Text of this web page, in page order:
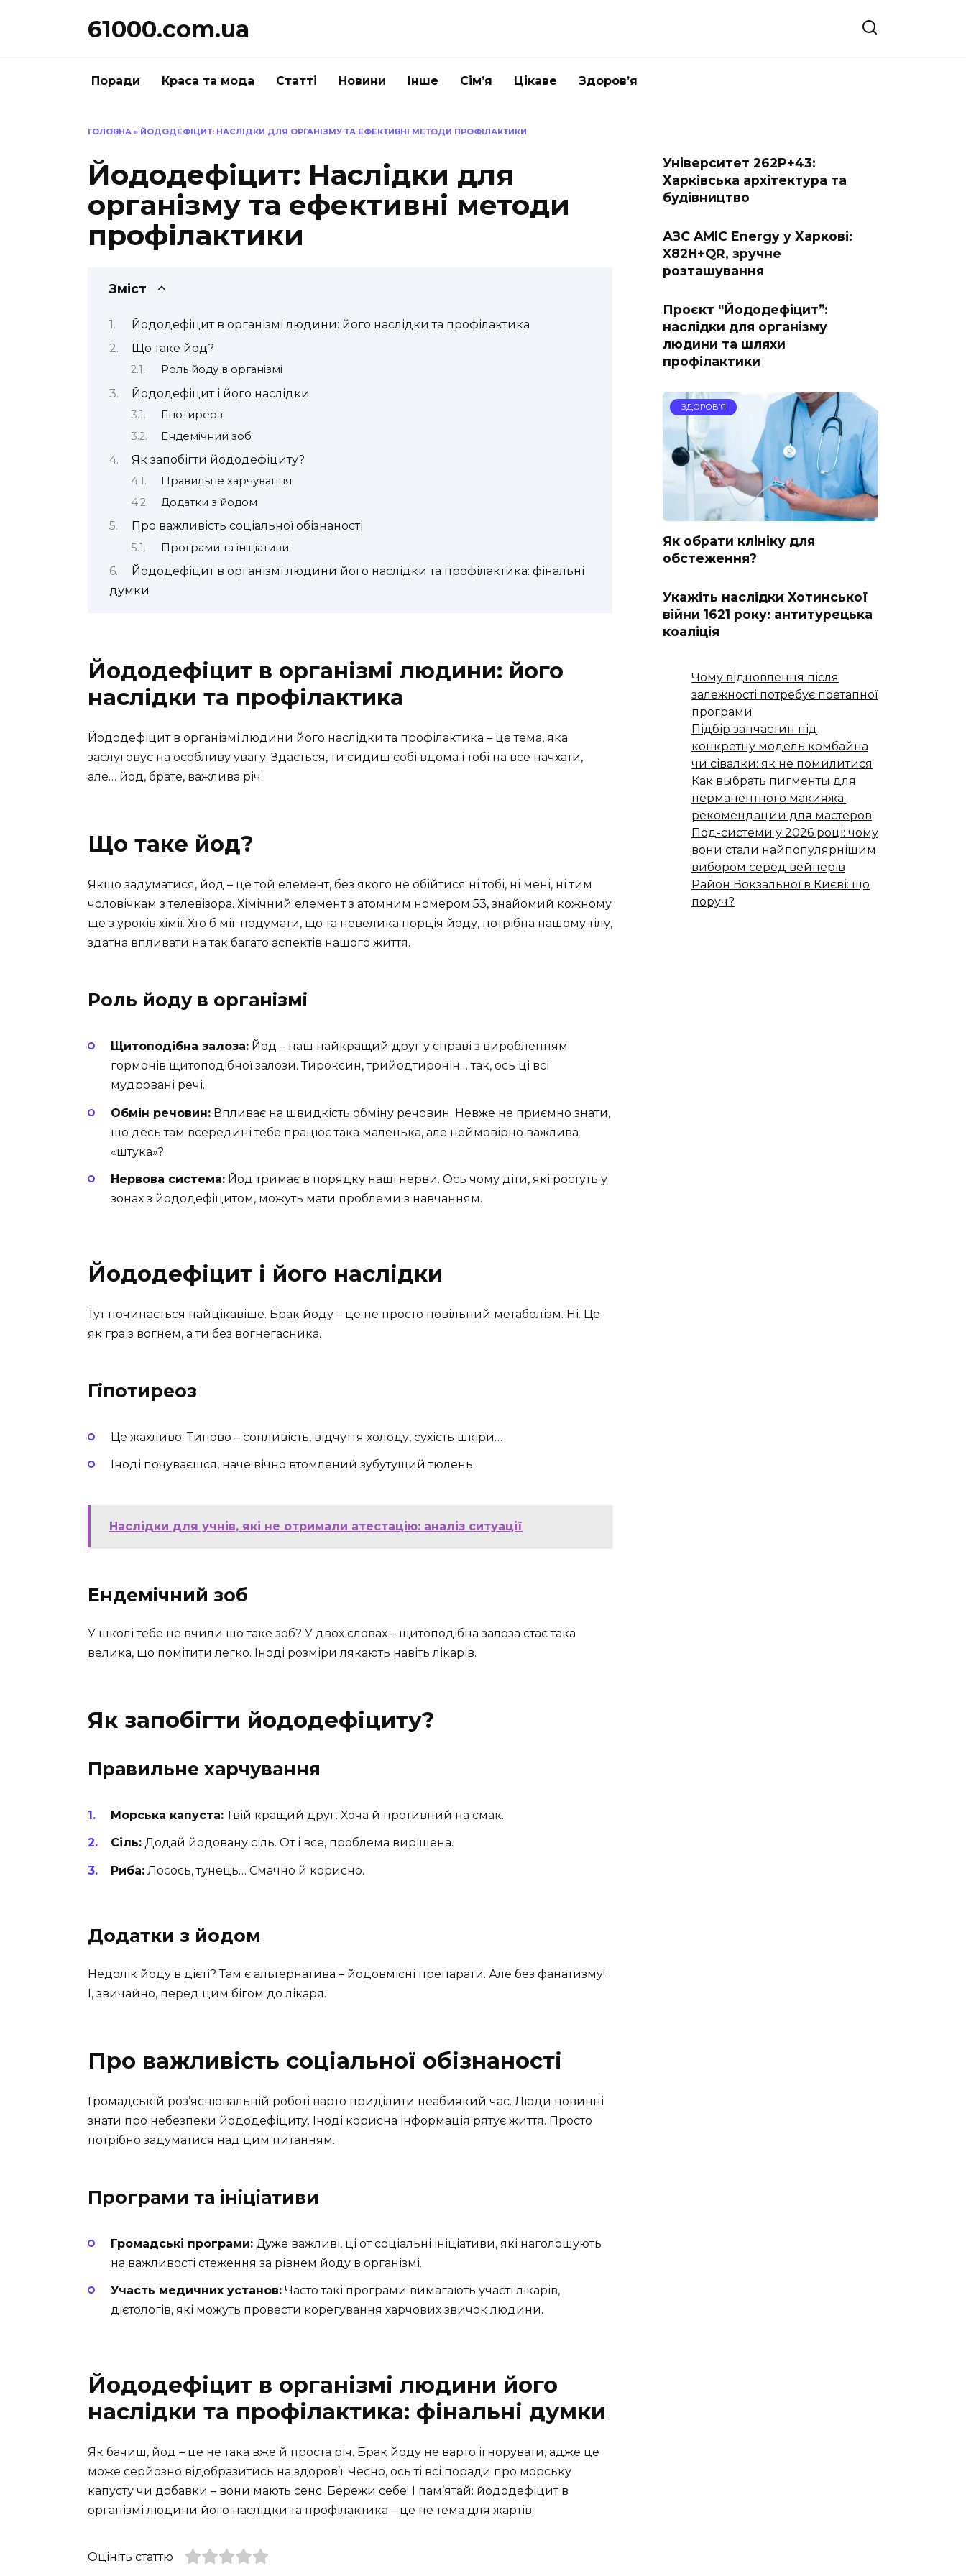
61000.com.ua
Поради Краса та мода Статті Новини Інше Сім’я Цікаве Здоров’я
ГОЛОВНА » ЙОДОДЕФІЦИТ: НАСЛІДКИ ДЛЯ ОРГАНІЗМУ ТА ЕФЕКТИВНІ МЕТОДИ ПРОФІЛАКТИКИ
Йододефіцит: Наслідки для
організму та ефективні методи
профілактики
Зміст
Йододефіцит в організмі людини: його наслідки та профілактика
Що таке йод?
Роль йоду в організмі
Йододефіцит і його наслідки
Гіпотиреоз
Ендемічний зоб
Як запобігти йододефіциту?
Правильне харчування
Додатки з йодом
Про важливість соціальної обізнаності
Програми та ініціативи
Йододефіцит в організмі людини його наслідки та профілактика: фінальні
думки
Йододефіцит в організмі людини: його
наслідки та профілактика
Йододефіцит в організмі людини його наслідки та профілактика – це тема, яка
заслуговує на особливу увагу. Здається, ти сидиш собі вдома і тобі на все начхати,
але… йод, брате, важлива річ.
Що таке йод?
Якщо задуматися, йод – це той елемент, без якого не обійтися ні тобі, ні мені, ні тим
чоловічкам з телевізора. Хімічний елемент з атомним номером 53, знайомий кожному
ще з уроків хімії. Хто б міг подумати, що та невелика порція йоду, потрібна нашому тілу,
здатна впливати на так багато аспектів нашого життя.
Роль йоду в організмі
Щитоподібна залоза: Йод – наш найкращий друг у справі з виробленням
гормонів щитоподібної залози. Тироксин, трийодтиронін… так, ось ці всі
мудровані речі.
Обмін речовин: Впливає на швидкість обміну речовин. Невже не приємно знати,
що десь там всередині тебе працює така маленька, але неймовірно важлива
«штука»?
Нервова система: Йод тримає в порядку наші нерви. Ось чому діти, які ростуть у
зонах з йододефіцитом, можуть мати проблеми з навчанням.
Йододефіцит і його наслідки
Тут починається найцікавіше. Брак йоду – це не просто повільний метаболізм. Ні. Це
як гра з вогнем, а ти без вогнегасника.
Гіпотиреоз
Це жахливо. Типово – сонливість, відчуття холоду, сухість шкіри…
Іноді почуваєшся, наче вічно втомлений зубутущий тюлень.
Наслідки для учнів, які не отримали атестацію: аналіз ситуації
Ендемічний зоб
У школі тебе не вчили що таке зоб? У двох словах – щитоподібна залоза стає така
велика, що помітити легко. Іноді розміри лякають навіть лікарів.
Як запобігти йододефіциту?
Правильне харчування
Морська капуста:Твій кращий друг. Хоча й противний на смак.
Сіль: Додай йодовану сіль. От і все, проблема вирішена.
Риба: Лосось, тунець… Смачно й корисно.
Додатки з йодом
Недолік йоду в дієті? Там є альтернатива – йодовмісні препарати. Але без фанатизму!
І, звичайно, перед цим бігом до лікаря.
Про важливість соціальної обізнаності
Громадській роз’яснювальній роботі варто приділити неабиякий час. Люди повинні
знати про небезпеки йододефіциту. Іноді корисна інформація рятує життя. Просто
потрібно задуматися над цим питанням.
Програми та ініціативи
Громадські програми: Дуже важливі, ці от соціальні ініціативи, які наголошують
на важливості стеження за рівнем йоду в організмі.
Участь медичних установ: Часто такі програми вимагають участі лікарів,
дієтологів, які можуть провести корегування харчових звичок людини.
Йододефіцит в організмі людини його
наслідки та профілактика: фінальні думки
Як бачиш, йод – це не така вже й проста річ. Брак йоду не варто ігнорувати, адже це
може серйозно відобразитись на здоров’ї. Чесно, ось ті всі поради про морську
капусту чи добавки – вони мають сенс. Бережи себе! І пам’ятай: йододефіцит в
організмі людини його наслідки та профілактика – це не тема для жартів.
Оцініть статтю
Університет 262P+43:
Харківська архітектура та
будівництво
АЗС AMIC Energy у Харкові:
X82H+QR, зручне
розташування
Проєкт “Йододефіцит”:
наслідки для організму
людини та шляхи
профілактики
ЗДОРОВ’Я
Як обрати клініку для
обстеження?
Укажіть наслідки Хотинської
війни 1621 року: антитурецька
коаліція
Чому відновлення після
залежності потребує поетапної
програми
Підбір запчастин під
конкретну модель комбайна
чи сівалки: як не помилитися
Как выбрать пигменты для
перманентного макияжа:
рекомендации для мастеров
Под-системи у 2026 році: чому
вони стали найпопулярнішим
вибором серед вейперів
Район Вокзальної в Києві: що
поруч?